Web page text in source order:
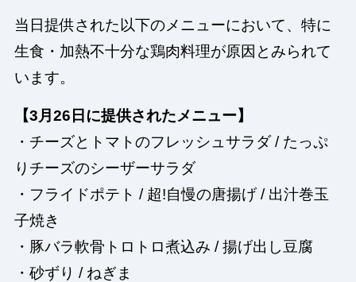
当日提供された以下のメニューにおいて、特に
生食・加熱不十分な鶏肉料理が原因とみられて
います。
【3月26日に提供されたメニュー】
・チーズとトマトのフレッシュサラダ / たっぷ
りチーズのシーザーサラダ
・フライドポテト / 超!自慢の唐揚げ / 出汁巻玉
子焼き
・豚バラ軟骨トロトロ煮込み / 揚げ出し豆腐
・砂ずり / ねぎま